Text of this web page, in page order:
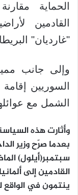
الحماية
القادمين
"غارديان"
وإلى جانب
السوريين
الشمل مع
وأثارت هذه
بعدما صرّح وزير
القادمين إلى
ينتمون في الواقع